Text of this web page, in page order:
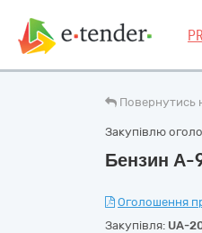
Повернутись
Закупівлю
Бензин А-
Оголошення
Закупівля: UA-